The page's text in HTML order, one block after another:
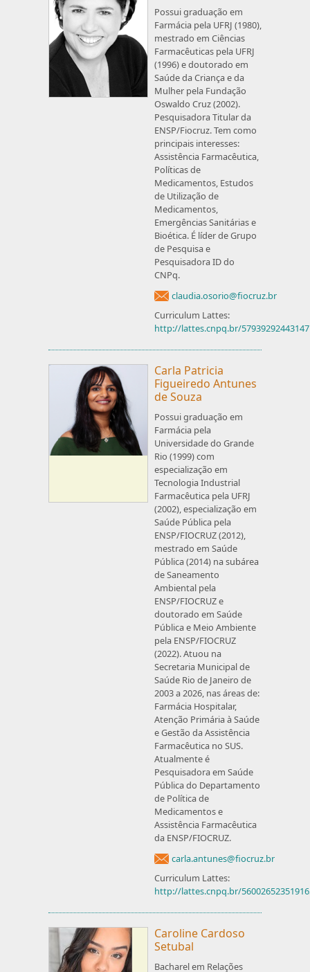
Possui graduação em
Farmácia pela UFRJ (1980),
mestrado em Ciências
Farmacêuticas pela UFRJ
(1996) e doutorado em
Saúde da Criança e da
Mulher pela Fundação
Oswaldo Cruz (2002).
Pesquisadora Titular da
ENSP/Fiocruz. Tem como
principais interesses:
Assistência Farmacêutica,
Políticas de
Medicamentos, Estudos
de Utilização de
Medicamentos,
Emergências Sanitárias e
Bioética. É líder de Grupo
de Pesquisa e
Pesquisadora ID do
CNPq.
claudia.osorio@fiocruz.br
Curriculum Lattes:
http://lattes.cnpq.br/
Carla Patricia
Figueiredo Antunes
de Souza
Possui graduação em
Farmácia pela
Universidade do Grande
Rio (1999) com
especialização em
Tecnologia Industrial
Farmacêutica pela UFRJ
(2002), especialização em
Saúde Pública pela
ENSP/FIOCRUZ (2012),
mestrado em Saúde
Pública (2014) na subárea
de Saneamento
Ambiental pela
ENSP/FIOCRUZ e
doutorado em Saúde
Pública e Meio Ambiente
pela ENSP/FIOCRUZ
(2022). Atuou na
Secretaria Municipal de
Saúde Rio de Janeiro de
2003 a 2026, nas áreas de:
Farmácia Hospitalar,
Atenção Primária à Saúde
e Gestão da Assistência
Farmacêutica no SUS.
Atualmente é
Pesquisadora em Saúde
Pública do Departamento
de Política de
Medicamentos e
Assistência Farmacêutica
da ENSP/FIOCRUZ.
carla.antunes@fiocruz.br
Curriculum Lattes:
http://lattes.cnpq.br/
Caroline Cardoso
Setubal
Bacharel em Relações